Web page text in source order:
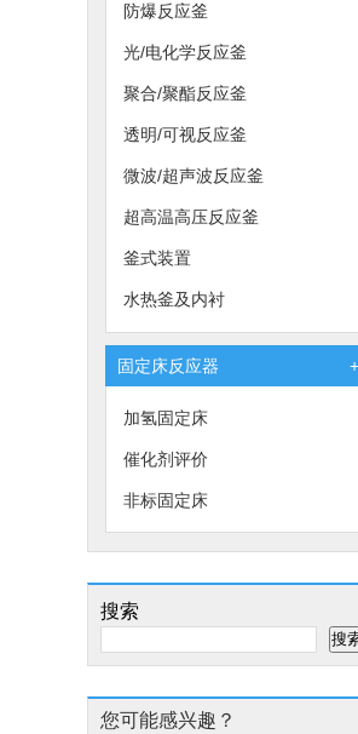
防爆反应釜
光/电化学反应釜
聚合/聚酯反应釜
透明/可视反应釜
微波/超声波反应釜
超高温高压反应釜
釜式装置
水热釜及内衬
固定床反应器 +
加氢固定床
催化剂评价
非标固定床
搜索
搜
您可能感兴趣？